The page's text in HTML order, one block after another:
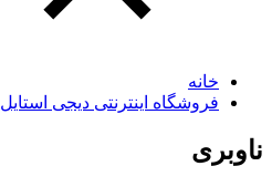
خانه
فروشگاه اینترنتی دیجی استایل
ناوبری